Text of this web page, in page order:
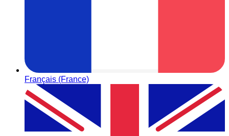
Français (France)